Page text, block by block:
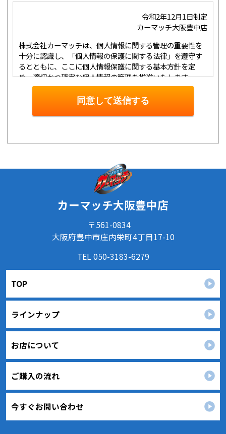
令和2年12月1日制定
カーマッチ大阪豊中店
株式会社カーマッチは、個人情報に関する管理の重要性を
十分に認識し、「個人情報の保護に関する法律」を遵守す
るとともに、ここに個人情報保護に関する基本方針を定
め、適切かつ確実な個人情報の管理を推進いたします。
１．個人情報の取得･利用･提供等について
個人情報を取得する際は、その利用目的をできる限り明
確に特定し、その目的達成に必要な限度において適法かつ
公正な手段を用い、同意を得て取得します。
個人情報を第三者に提供またはその取扱いを委託する際
は、本人が同意を与えた利用目的の範囲内で、適法にこれ
２．安全対策の実施について
個人情報の正確性およびその利用の安全性を確保するた
め、情報セキュリティ対策を始めとする安全措置を構築
し、個人情報への不正アクセス、個人情報の漏洩、滅失ま
たは毀損等の的確な防止とセキュリティの是正に努めま
３．苦情および相談等に対する適正な対応について
権利を尊重し、本人から自己情報の開示、訂正、削除、ま
たは利用もしくは提供の停止等を求められたときは、適法
かつ遅滞なく応じます。
４．法令・指針・規範の遵守について
適正な個人情報保護の実現のため、個人情報の取扱いに関
する法令､国が定める指針およびその他の規範を遵守しま
す。
〒561-0834大阪府豊中市庄内栄町4丁目17-10
TEL：050-3183-6279
カーマッチ大阪豊中店 個人情報保護担当
同意して送信する
カーマッチ大阪豊中店
〒561-0834
大阪府豊中市庄内栄町4丁目17-10
TEL 050-3183-6279
TOP
ラインナップ
お店について
ご購入の流れ
今すぐお問い合わせ